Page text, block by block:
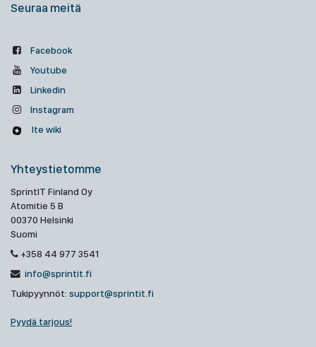
Seuraa meitä
Facebook
Youtube
Linkedin
Instagram
Ite wiki
Yhteystietomme
SprintIT Finland Oy
Atomitie 5 B
00370 Helsinki
Suomi
+358 44 977 3541
info@sprintit.fi
Tukipyynnöt: support@sprintit.fi
Pyydä tarjous!